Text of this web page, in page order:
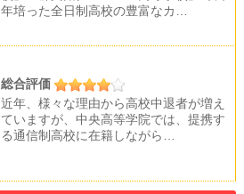
年培った全日制高校の豊富なカ…
総合評価
近年、様々な理由から高校中退者が増え
ていますが、中央高等学院では、提携す
る通信制高校に在籍しながら…